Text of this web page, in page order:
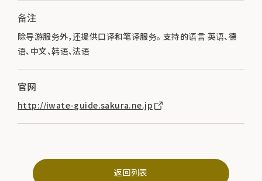
备注
除导游服务外，还提供口译和笔译服务。 支持的语言 英语、德
语、中文、韩语、法语
官网
http://iwate-guide.sakura.ne.jp
返回列表